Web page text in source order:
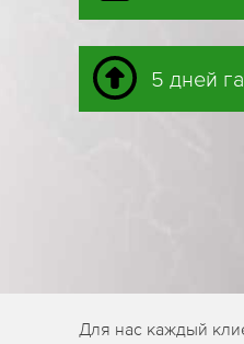
5 дней
Для нас каждый